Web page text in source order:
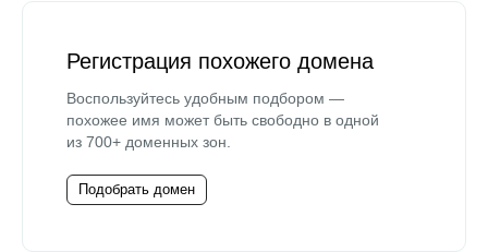
Регистрация похожего домена
Воспользуйтесь удобным подбором —
похожее имя может быть свободно в одной
из 700+ доменных зон.
Подобрать домен